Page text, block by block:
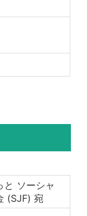
と ソーシャ
(SJF) 宛